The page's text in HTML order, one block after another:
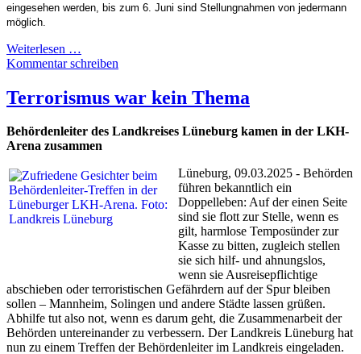
eingesehen werden, bis zum 6. Juni sind Stellungnahmen von jedermann
möglich.
Weiterlesen …
Kommentar schreiben
Terrorismus war kein Thema
Behördenleiter des Landkreises Lüneburg kamen in der LKH-
Arena zusammen
Lüneburg, 09.03.2025 - Behörden
führen bekanntlich ein
Doppelleben: Auf der einen Seite
sind sie flott zur Stelle, wenn es
gilt, harmlose Temposünder zur
Kasse zu bitten, zugleich stellen
sie sich hilf- und ahnungslos,
wenn sie Ausreisepflichtige
abschieben oder terroristischen Gefährdern auf der Spur bleiben
sollen – Mannheim, Solingen und andere Städte lassen grüßen.
Abhilfe tut also not, wenn es darum geht, die Zusammenarbeit der
Behörden untereinander zu verbessern. Der Landkreis Lüneburg hat
nun zu einem Treffen der Behördenleiter im Landkreis eingeladen.